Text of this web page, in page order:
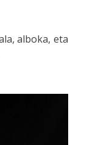
alboka, eta